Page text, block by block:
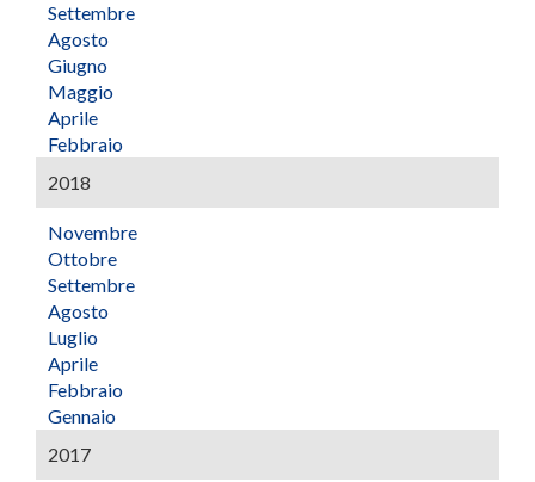
Settembre
Agosto
Giugno
Maggio
Aprile
Febbraio
2018
Novembre
Ottobre
Settembre
Agosto
Luglio
Aprile
Febbraio
Gennaio
2017